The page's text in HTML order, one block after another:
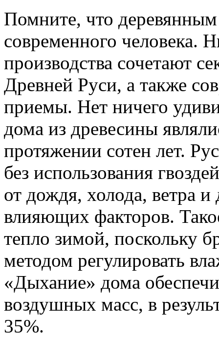
Помните, что
современного человека.
производства сочетают
Древней Руси, а также
приемы. Нет ничего
дома из древесины
протяжении сотен лет.
без использования
от дождя, холода, ветра и
влияющих факторов.
тепло зимой, поскольку
методом регулировать
«Дыхание» дома
воздушных масс, в
35%.